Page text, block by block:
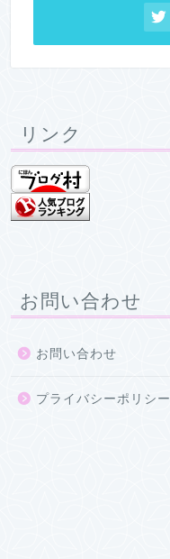
リンク
お問い合わせ
お問い合わせ
プライバシーポリシー